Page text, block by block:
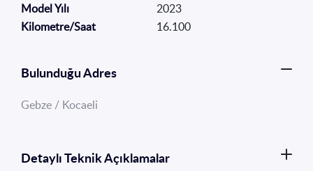
Model Yılı
2023
Kilometre/Saat
16.100
Bulunduğu Adres
Gebze / Kocaeli
Detaylı Teknik Açıklamalar